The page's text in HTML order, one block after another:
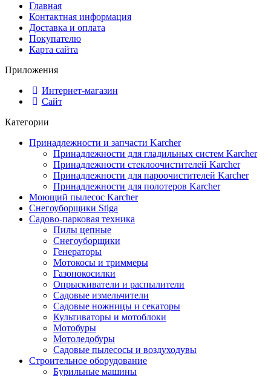
Главная
Контактная информация
Доставка и оплата
Покупателю
Карта сайта
Приложения
Интернет-магазин
Сайт
Категории
Принадлежности и запчасти Karcher
Принадлежности для гладильных систем Karcher
Принадлежности стеклоочистителей Karcher
Принадлежности для пароочистителей Karcher
Принадлежности для полотеров Karcher
Моющий пылесос Karcher
Снегоуборщики Stiga
Садово-парковая техника
Пилы цепные
Снегоуборщики
Генераторы
Мотокосы и триммеры
Газонокосилки
Опрыскиватели и распылители
Садовые измельчители
Садовые ножницы и секаторы
Культиваторы и мотоблоки
Мотобуры
Мотоледобуры
Садовые пылесосы и воздуходувы
Строительное оборудование
Бурильные машины